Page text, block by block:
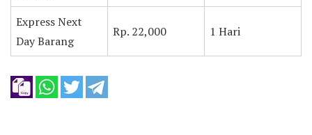
Express Next
Day Barang
Rp. 22,000 1 Hari